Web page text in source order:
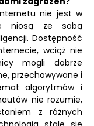
nie jest w
niosą ze sobą
Dostępność
wciąż nie
mogli dobrze
przechowywane i
algorytmów i
nie rozumie,
z różnych